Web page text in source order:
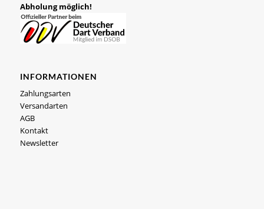
Abholung möglich!
INFORMATIONEN
Zahlungsarten
Versandarten
AGB
Kontakt
Newsletter